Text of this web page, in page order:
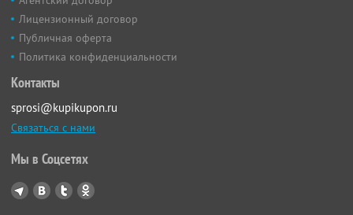
Лицензионный договор
Публичная оферта
Политика конфиденциальности
Контакты
sprosi@kupikupon.ru
Связаться с нами
Мы в Соцсетях